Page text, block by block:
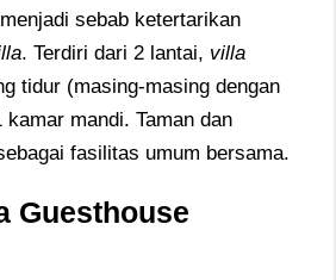
sebab ketertarikan
. Terdiri dari 2 lantai, villa
tidur (masing-masing dengan
kamar mandi. Taman dan
fasilitas umum bersama.
Guesthouse